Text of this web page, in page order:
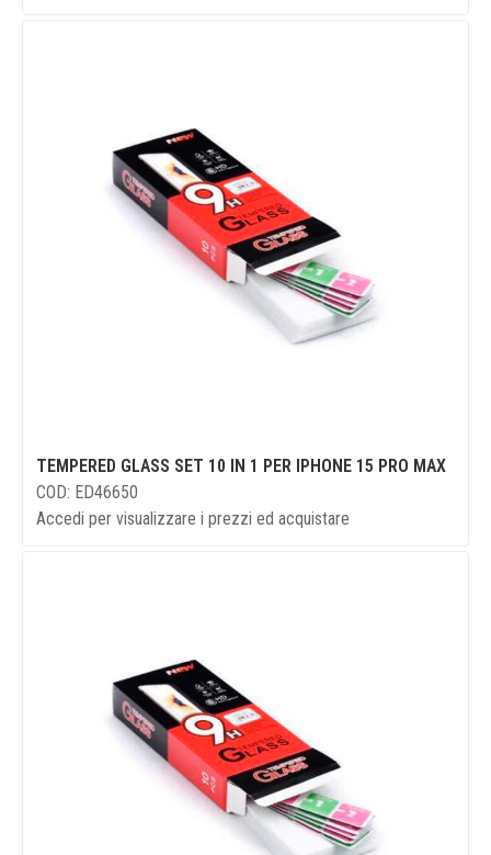
TEMPERED GLASS SET 10 IN 1 PER IPHONE 15 PRO MAX
COD: ED46650
Accedi per visualizzare i prezzi ed acquistare